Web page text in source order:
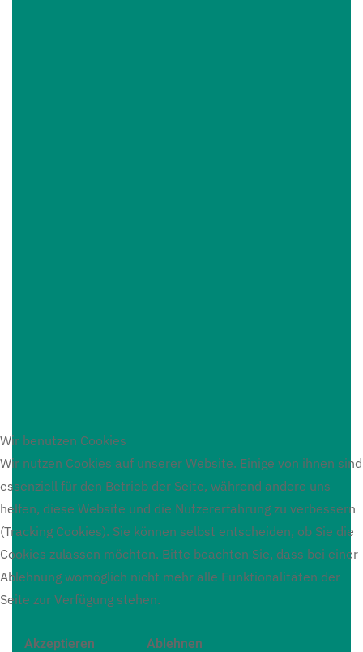
Wir benutzen Cookies
Wir nutzen Cookies auf unserer Website. Einige von ihnen sind
essenziell für den Betrieb der Seite, während andere uns
helfen, diese Website und die Nutzererfahrung zu verbessern
(Tracking Cookies). Sie können selbst entscheiden, ob Sie die
Cookies zulassen möchten. Bitte beachten Sie, dass bei einer
Ablehnung womöglich nicht mehr alle Funktionalitäten der
Seite zur Verfügung stehen.
Akzeptieren Ablehnen